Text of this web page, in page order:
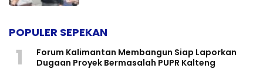
POPULER SEPEKAN
1
Forum Kalimantan Membangun Siap Laporkan
Dugaan Proyek Bermasalah PUPR Kalteng